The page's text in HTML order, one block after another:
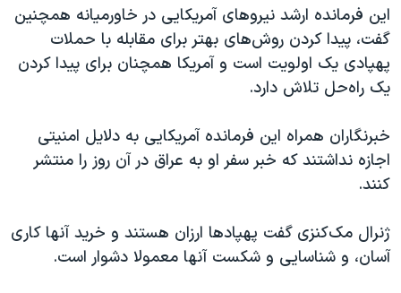
اسرائیل در جنگ
نرگس محمدی برنده جایزه نوبل صلح
همایش محافظه‌کاران آمریکا «سی‌پک»
سفر پرزیدنت ترامپ به چین
این فرمانده ارشد نیروهای آمریکایی در خاورمیانه همچنین
گفت، پیدا کردن روش‌های بهتر برای مقابله با حملات
پهپادی یک اولویت است و آمریکا همچنان برای پیدا کردن
یک راه‌حل تلاش دارد.
خبرنگاران همراه این فرمانده آمریکایی به دلایل امنیتی
اجازه نداشتند که خبر سفر او به عراق در آن روز را منتشر
کنند.
ژنرال مک‌کنزی گفت پهپادها ارزان هستند و خرید آنها کاری
آسان، و شناسایی و شکست آنها معمولا دشوار است.